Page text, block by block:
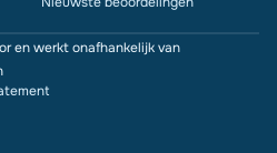
en werkt onafhankelijk van